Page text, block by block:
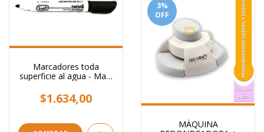
Marcadores toda
superficie al agua - Mark
$1.634,00
3%
OFF
MÁQUINA